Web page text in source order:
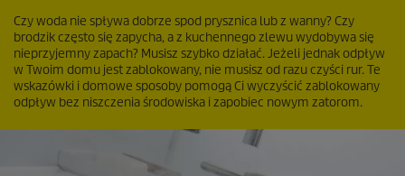
Czy woda nie spływa dobrze spod prysznica lub z wanny? Czy
brodzik często się zapycha, a z kuchennego zlewu wydobywa się
nieprzyjemny zapach? Musisz szybko działać. Jeżeli jednak odpływ
w Twoim domu jest zablokowany, nie musisz od razu czyści rur. Te
wskazówki i domowe sposoby pomogą Ci wyczyścić zablokowany
odpływ bez niszczenia środowiska i zapobiec nowym zatorom.